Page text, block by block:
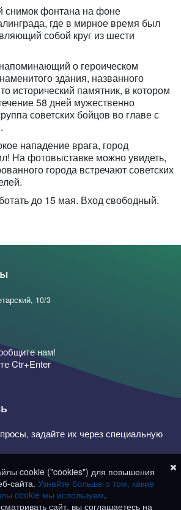
снимок фонтана на фоне
где в мирное время был
собой круг из шести
о героическом
здания, названного
исторический памятник, в котором
58 дней мужественно
советских бойцов во главе с
нападение врага, город
На фотовыставке можно увидеть,
города встречают советских
до 15 мая. Вход свободный.
10/3
нам!
Ctr+Enter
задайте их через специальную
cookie ("cookies") для повышения
сайта. Узнайте больше о том, какие
cookie мы используем.
сайт, вы соглашаетесь на